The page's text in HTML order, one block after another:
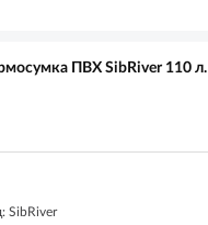
ПВХ SibRiver 110 л.
SibRiver